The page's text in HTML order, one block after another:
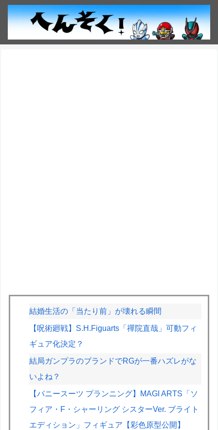
結婚生活の「当たり前」が壊れる瞬間
【呪術廻戦】S.H.Figuarts「禪院直哉」可動フィ
ギュア化決定？
結局ガンプラのブランドでRGが一番ハズレがな
いよね？
【バニースーツ プランニング】MAGI ARTS「ソ
フィア・F・シャーリング シスターVer. ブライト
エディション」フィギュア【彩色原型公開】